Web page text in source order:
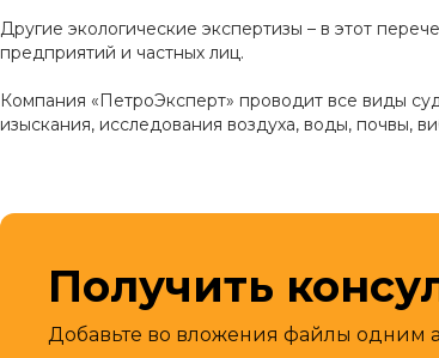
Другие экологические экспертизы – в этот
предприятий и частных лиц.
Компания «ПетроЭксперт» проводит все виды
изыскания, исследования воздуха, воды, почвы,
Получить
Добавьте во вложения файлы одним